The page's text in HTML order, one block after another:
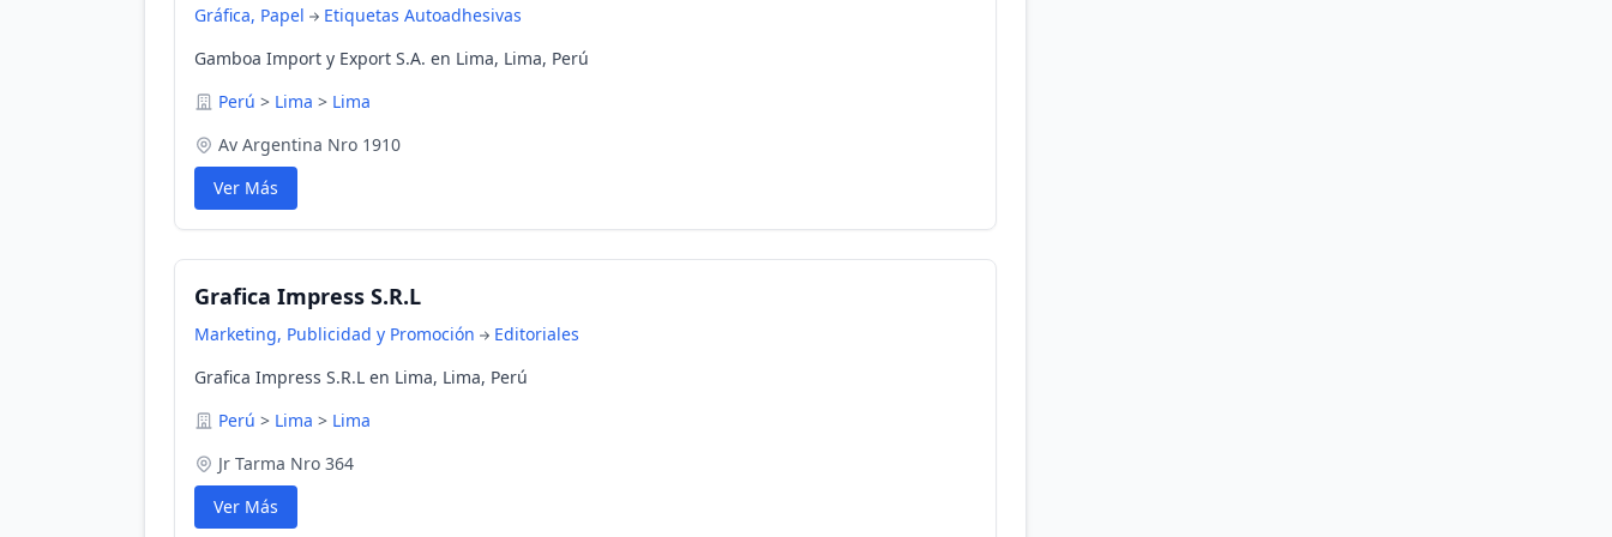
Gráfica, Papel
Etiquetas Autoadhesivas
Gamboa Import y Export S.A. en Lima, Lima, Perú
Perú > Lima > Lima
Av Argentina Nro 1910
Ver Más
Grafica Impress S.R.L
Marketing, Publicidad y Promoción
Editoriales
Grafica Impress S.R.L en Lima, Lima, Perú
Perú > Lima > Lima
Jr Tarma Nro 364
Ver Más